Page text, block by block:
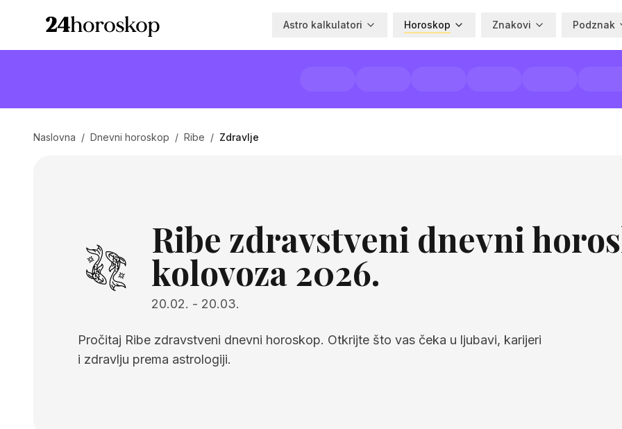
Astro kalkulatori Horoskop Znakovi Podznak
Naslovna / Dnevni horoskop / Ribe / Zdravlje
Ribe zdravstveni dnevni
kolovoza 2026.
20.02. - 20.03.
Pročitaj Ribe zdravstveni dnevni horoskop. Otkrijte što vas čeka u ljubavi, karijeri
i zdravlju prema astrologiji.